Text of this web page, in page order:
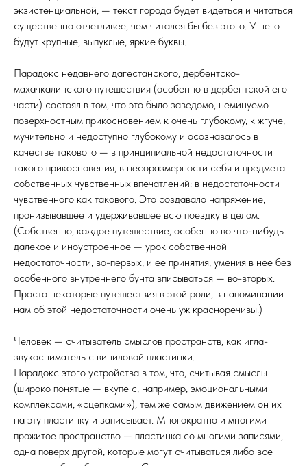
экзистенциальной, — текст города будет видеться и читаться
существенно отчетливее, чем читался бы без этого. У него
будут крупные, выпуклые, яркие буквы.
Парадокс недавнего дагестанского, дербентско-
махачкалинского путешествия (особенно в дербентской его
части) состоял в том, что это было заведомо, неминуемо
поверхностным прикосновением к очень глубокому, к жгуче,
мучительно и недоступно глубокому и осознавалось в
качестве такового — в принципиальной недостаточности
такого прикосновения, в несоразмерности себя и предмета
собственных чувственных впечатлений; в недостаточности
чувственного как такового. Это создавало напряжение,
пронизывавшее и удерживавшее всю поездку в целом.
(Собственно, каждое путешествие, особенно во что-нибудь
далекое и иноустроенное — урок собственной
недостаточности, во-первых, и ее принятия, умения в нее без
особенного внутреннего бунта вписываться — во-вторых.
Просто некоторые путешествия в этой роли, в напоминании
нам об этой недостаточности очень уж красноречивы.)
Человек — считыватель смыслов пространств, как игла-
звукосниматель с виниловой пластинки.
Парадокс этого устройства в том, что, считывая смыслы
(широко понятые — вкупе с, например, эмоциональными
комплексами, «сцепками»), тем же самым движением он их
на эту пластинку и записывает. Многократно и многими
прожитое пространство — пластинка со многими записями,
одна поверх другой, которые могут считываться либо все